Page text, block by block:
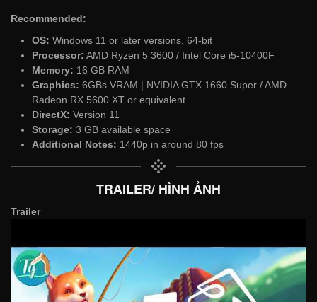
Recommended:
OS: Windows 11 or later versions, 64-bit
Processor: AMD Ryzen 5 3600 / Intel Core i5-10400F
Memory: 16 GB RAM
Graphics: 6GBs VRAM | NVIDIA GTX 1660 Super / AMD
Radeon RX 5600 XT or equivalent
DirectX: Version 11
Storage: 3 GB available space
Additional Notes: 1440p in around 80 fps
TRAILER/ HÌNH ẢNH
Trailer